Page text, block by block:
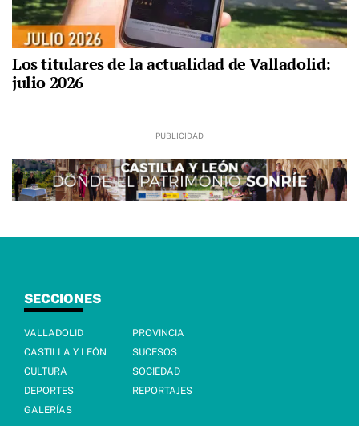
Los titulares de la actualidad de Valladolid:
julio 2026
SECCIONES
VALLADOLID
PROVINCIA
CASTILLA Y LEÓN
SUCESOS
CULTURA
SOCIEDAD
DEPORTES
REPORTAJES
GALERÍAS